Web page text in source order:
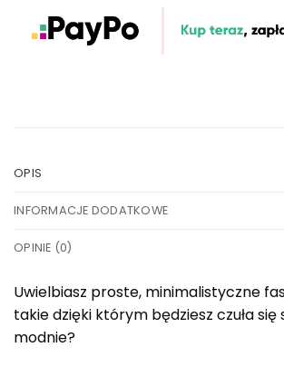
OPIS
INFORMACJE DODATKOWE
OPINIE (0)
Uwielbiasz proste, minimalistyczne
takie dzięki którym będziesz czuła się
modnie?